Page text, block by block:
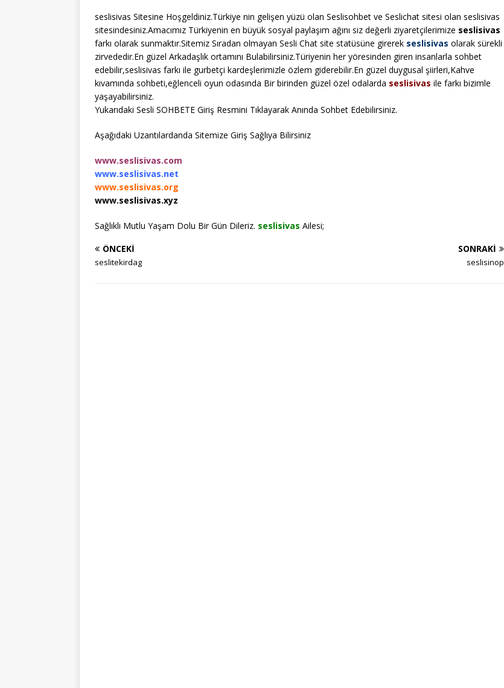
seslisivas Sitesine Hoşgeldiniz.Türkiye nin gelişen yüzü olan Seslisohbet ve Seslichat sitesi olan seslisivas
sitesindesiniz.Amacımız Türkiyenin en büyük sosyal paylaşım ağını siz değerli ziyaretçilerimize seslisivas
farkı olarak sunmaktır.Sitemiz Sıradan olmayan Sesli Chat site statüsüne girerek seslisivas olarak sürekli
zirvededir.En güzel Arkadaşlık ortamını Bulabilirsiniz.Türiyenin her yöresinden giren insanlarla sohbet
edebilir,seslisivas farkı ile gurbetçi kardeşlerimizle özlem giderebilir.En güzel duygusal şiirleri,Kahve
kıvamında sohbeti,eğlenceli oyun odasında Bir birinden güzel özel odalarda seslisivas ile farkı bizimle
yaşayabilirsiniz.
Yukarıdaki Sesli SOHBETE Giriş Resmini Tıklayarak Anında Sohbet Edebilirsiniz.
Aşağıdaki Uzantılardanda Sitemize Giriş Sağlıya Bilirsiniz
www.seslisivas.com
www.seslisivas.net
www.seslisivas.org
www.seslisivas.xyz
Sağlıklı Mutlu Yaşam Dolu Bir Gün Dileriz. seslisivas Ailesi;
ÖNCEKI
seslitekirdag
SONRAKI
seslisinop